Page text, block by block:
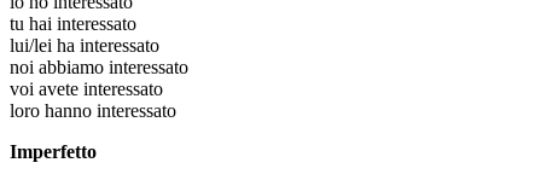
tu hai interessato
lui/lei ha interessato
noi abbiamo interessato
voi avete interessato
loro hanno interessato
Imperfetto